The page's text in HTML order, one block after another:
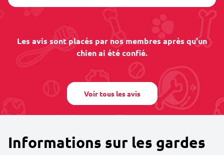
Les avis sont placés par nos membres après qu'un
chien ai été confié.
Voir tous les avis
Informations sur les gardes